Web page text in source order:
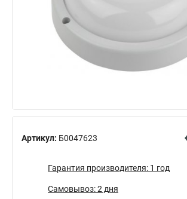
Артикул: Б0047623
Гарантия производителя: 1 год
Самовывоз: 2 дня